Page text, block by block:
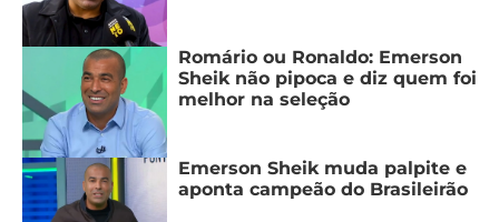
Romário ou Ronaldo: Emerson
Sheik não pipoca e diz quem foi
melhor na seleção
Emerson Sheik muda palpite e
aponta campeão do Brasileirão